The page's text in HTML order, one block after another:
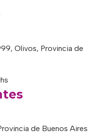
Olivos, Provincia de
de Buenos Aires